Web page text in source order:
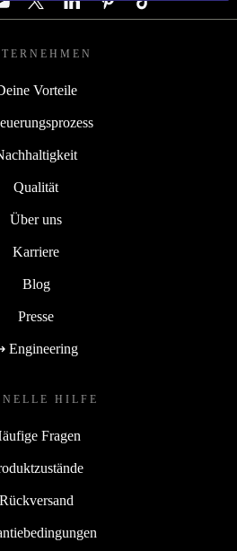
Vorteile
Qualität
Über uns
Karriere
Blog
Presse
Engineering
HILFE
Fragen
Rückversand